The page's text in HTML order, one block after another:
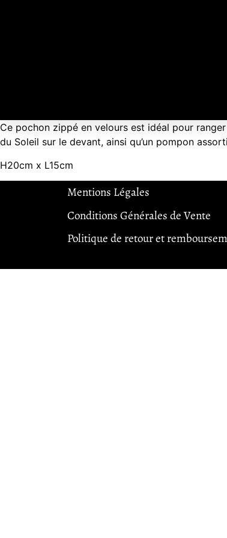
Ce pochon zippé en velours est idéal pour
du Soleil sur le devant, ainsi qu’un pompon
H20cm x L15cm
Mentions Légales
Conditions Générales de Vente
Politique de retour et